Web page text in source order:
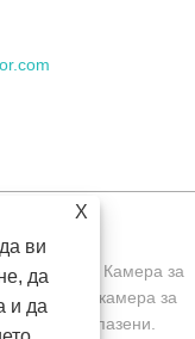
Co., Ltd. Камера за
сух шкаф, камера за
права запазени.
X
ви
да
и да